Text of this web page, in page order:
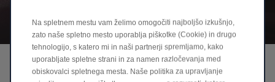
T03
Na spletnem mestu vam želimo omogočiti najboljšo izkušnjo,
zato naše spletno mesto uporablja piškotke (Cookie) in drugo
tehnologijo, s katero mi in naši partnerji spremljamo, kako
uporabljate spletne strani in za namen razločevanja med
obiskovalci spletnega mesta. Naše politika za upravljanje